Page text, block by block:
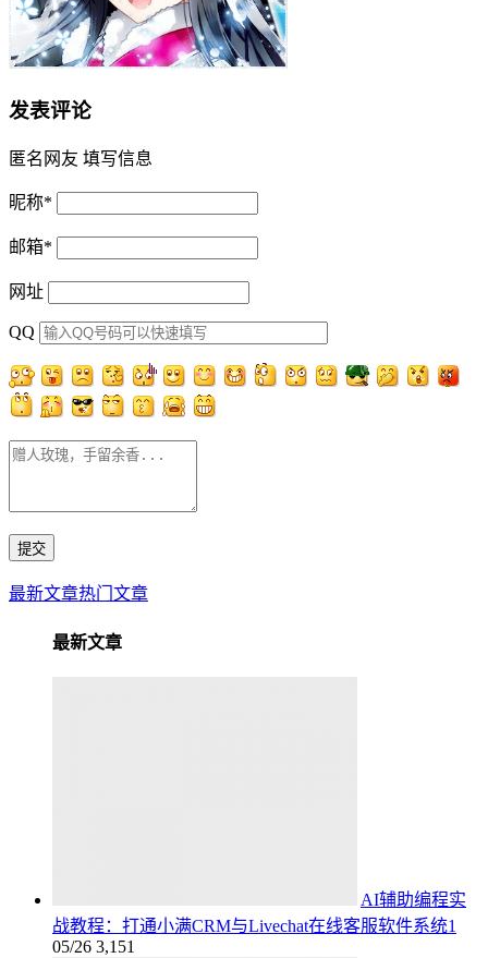
发表评论
匿名网友 填写信息
昵称*
邮箱*
网址
QQ
最新文章热门文章
最新文章
AI辅助编程实
战教程：打通小满CRM与Livechat在线客服软件系统1
05/26 3,151